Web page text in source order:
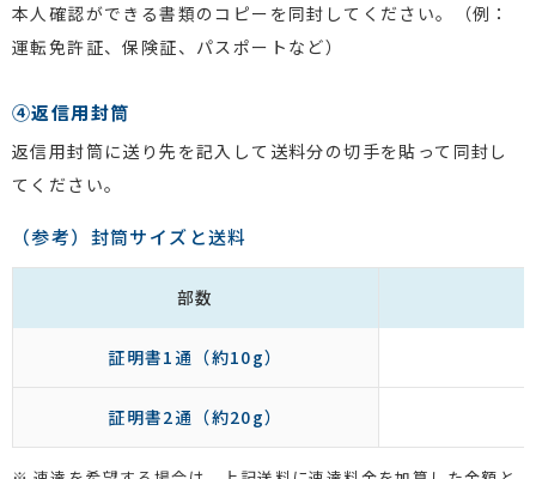
本人確認ができる書類のコピーを同封してください。（例：
運転免許証、保険証、パスポートなど）
④返信用封筒
返信用封筒に送り先を記入して送料分の切手を貼って同封し
てください。
（参考）封筒サイズと送料
部数
証明書1通（約10g）
証明書2通（約20g）